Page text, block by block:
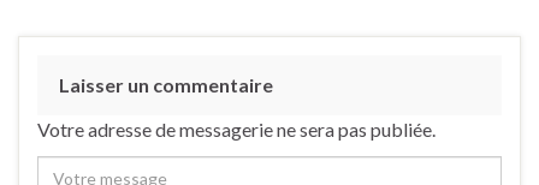
Laisser un commentaire
Votre adresse de messagerie ne sera pas publiée.